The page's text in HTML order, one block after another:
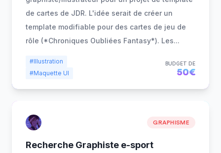
de cartes de JDR. L'idée serait de créer un
template modifiable pour des cartes de jeu de
rôle (*Chroniques Oubliées Fantasy*). Les...
#Illustration
#Maquette UI
BUDGET DE
50€
GRAPHISME
Recherche Graphiste e-sport